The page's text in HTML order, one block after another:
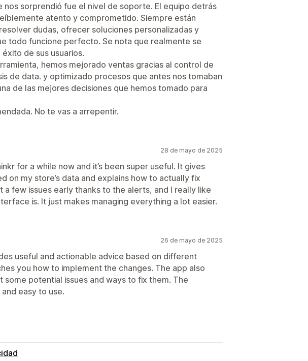
nos sorprendió fue el nivel de soporte. El equipo detrás
atento y comprometido. Siempre están
dudas, ofrecer soluciones personalizadas y
todo funcione perfecto. Se nota que realmente se
de sus usuarios.
hemos mejorado ventas gracias al control de
de data. y optimizado procesos que antes nos tomaban
de las mejores decisiones que hemos tomado para
No te vas a arrepentir.
28 de mayo de 2025
for a while now and it’s been super useful. It gives
on my store’s data and explains how to actually fix
a few issues early thanks to the alerts, and I really like
is. It just makes managing everything a lot easier.
26 de mayo de 2025
useful and actionable advice based on different
you how to implement the changes. The app also
some potential issues and ways to fix them. The
easy to use.